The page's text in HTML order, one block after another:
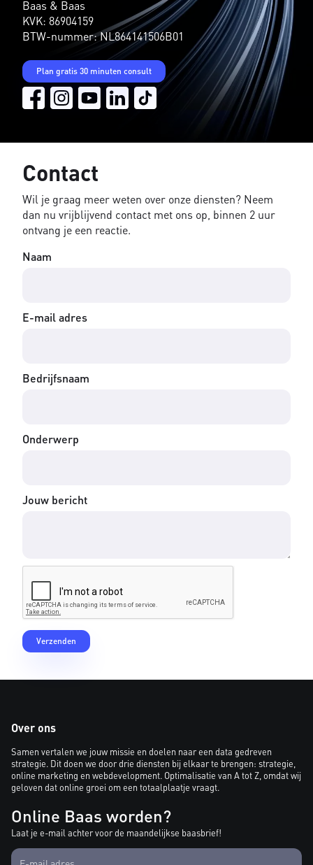
Baas & Baas
KVK: 86904159
BTW-nummer: NL864141506B01
Plan gratis 30 minuten consult
Contact
Wil je graag meer weten over onze diensten? Neem
dan nu vrijblijvend contact met ons op, binnen 2 uur
ontvang je een reactie.
Naam
E-mail adres
Bedrijfsnaam
Onderwerp
Jouw bericht
Over ons
Samen vertalen we jouw missie en doelen naar een data gedreven
strategie. Dit doen we door drie diensten bij elkaar te brengen: strategie,
online marketing en webdevelopment. Optimalisatie van A tot Z, omdat wij
geloven dat online groei om een totaalplaatje vraagt.
Online Baas worden?
Laat je e-mail achter voor de maandelijkse baasbrief!